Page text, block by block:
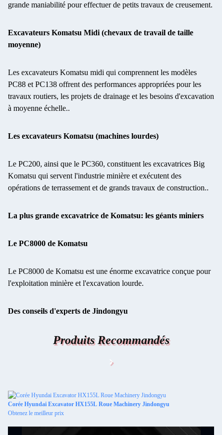
grande maniabilité pour effectuer de petits travaux de creusement.
Excavateurs Komatsu Midi (chevaux de travail de taille
moyenne)
Les excavateurs Komatsu midi qui comprennent les modèles
PC88 et PC138 offrent des performances appropriées pour les
travaux routiers, les projets de drainage et les besoins d'excavation
à moyenne échelle..
Les excavateurs Komatsu (machines lourdes)
Le PC200, ainsi que le PC360, constituent les excavatrices Big
Komatsu qui servent l'industrie minière et exécutent des
opérations de terrassement et de grands travaux de construction..
La plus grande excavatrice de Komatsu: les géants miniers
Le PC8000 de Komatsu
Le PC8000 de Komatsu est une énorme excavatrice conçue pour
l'exploitation minière et l'excavation lourde.
Des conseils d'experts de Jindongyu
Produits Recommandés
Corée Hyundai Excavator HX155L Roue Machinery Jindongyu
Obtenez le meilleur prix